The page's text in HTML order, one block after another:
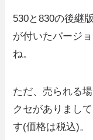
530と830の後継
が付いたバージ
ね。
ただ、売られる
クセがありまし
す(価格は税込)。